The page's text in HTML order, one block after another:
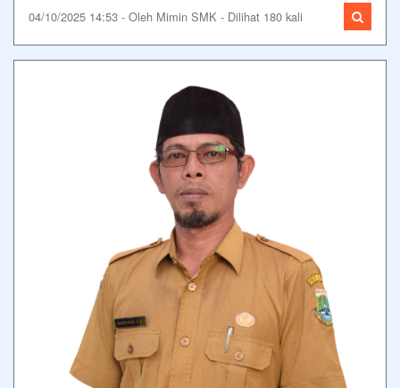
04/10/2025 14:53 - Oleh Mimin SMK - Dilihat 180 kali